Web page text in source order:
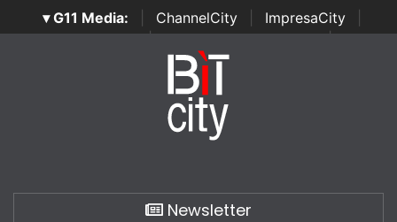
▾ G11 Media: ChannelCity ImpresaCity
SecurityOpenLab | Italian Channel Awards | Italian
Italian Security Awards
Newsletter